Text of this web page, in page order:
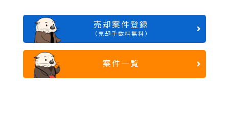
売却案件登録
（売却手数料無料）
案件一覧